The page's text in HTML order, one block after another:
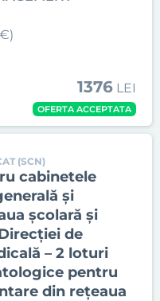
€)
1376 LEI
OFERTA ACCEPTATA
(SCN)
cabinetele
şi
şcolară și
de
– 2 loturi
pentru
din reţeaua